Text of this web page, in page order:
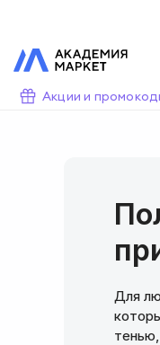
Акции и
Для